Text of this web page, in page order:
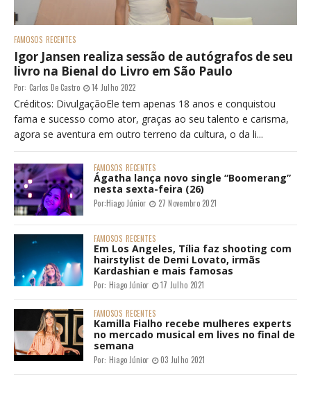
FAMOSOS RECENTES
Igor Jansen realiza sessão de autógrafos de seu
livro na Bienal do Livro em São Paulo
Por: Carlos De Castro 14 Julho 2022
Créditos: DivulgaçãoEle tem apenas 18 anos e conquistou
fama e sucesso como ator, graças ao seu talento e carisma,
agora se aventura em outro terreno da cultura, o da li...
FAMOSOS RECENTES
Ágatha lança novo single “Boomerang”
nesta sexta-feira (26)
Por:Hiago Júnior 27 Novembro 2021
FAMOSOS RECENTES
Em Los Angeles, Tília faz shooting com
hairstylist de Demi Lovato, irmãs
Kardashian e mais famosas
Por: Hiago Júnior 17 Julho 2021
FAMOSOS RECENTES
Kamilla Fialho recebe mulheres experts
no mercado musical em lives no final de
semana
Por: Hiago Júnior 03 Julho 2021